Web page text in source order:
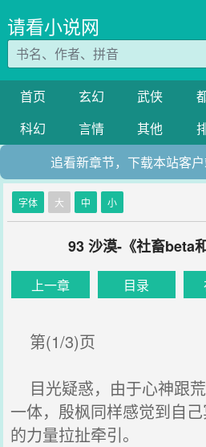
请看小说网
首页 玄幻 武侠
科幻
言情 其他
追看新章节，下载本站客
字体 大 中 小
93 沙漠-《社畜beta
上一章 目录
第(1/3)页
目光疑惑，由于心神跟
一体，殷枫同样感觉到自
的力量拉扯牵引。